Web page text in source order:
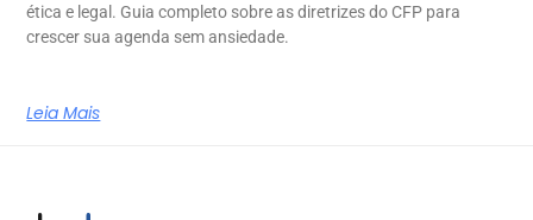
ética e legal. Guia completo sobre as diretrizes do CFP para
crescer sua agenda sem ansiedade.
Leia Mais